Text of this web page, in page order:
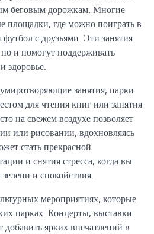
беговым дорожкам. Многие
площадки, где можно поиграть в
с друзьями. Эти занятия
но и помогут поддерживать
здоровье.
занятия, парки
для чтения книг или занятия
на свежем воздухе позволяет
или рисовании, вдохновляясь
стать прекрасной
и снятия стресса, когда вы
и спокойствия.
мероприятиях, которые
парках. Концерты, выставки
добавить ярких впечатлений в